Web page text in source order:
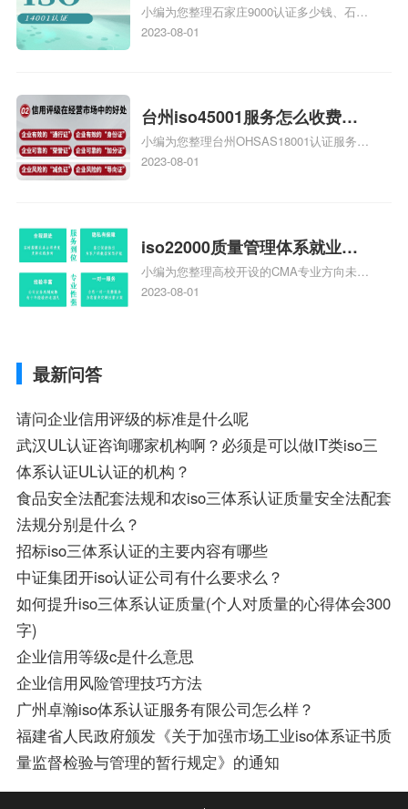
家庄9000认证的公司
小编为您整理石家庄9000认证多少钱、石家
庄9000认证价格多少钱、石家庄9000认证
2023-08-01
台州iso45001服务怎么收费，
台州iso45001认证服务怎么收
费
小编为您整理台州OHSAS18001认证服务中
心哪家收费便宜、台州ISO9000认证，哪个
标准是什么相关iso体系认证知识，详情可
查看下方正文！
2023-08-01
iso22000质量管理体系就业方
向，质量管理与认证就业方向
小编为您整理高校开设的CMA专业方向未来
就业前景及就业方向如何、cma就业方向有
2023-08-01
最新问答
请问企业信用评级的标准是什么呢
武汉UL认证咨询哪家机构啊？必须是可以做IT类iso三
体系认证UL认证的机构？
食品安全法配套法规和农iso三体系认证质量安全法配套
法规分别是什么？
招标iso三体系认证的主要内容有哪些
中证集团开iso认证公司有什么要求么？
如何提升iso三体系认证质量(个人对质量的心得体会300
字)
企业信用等级c是什么意思
企业信用风险管理技巧方法
广州卓瀚iso体系认证服务有限公司怎么样？
福建省人民政府颁发《关于加强市场工业iso体系证书质
量监督检验与管理的暂行规定》的通知